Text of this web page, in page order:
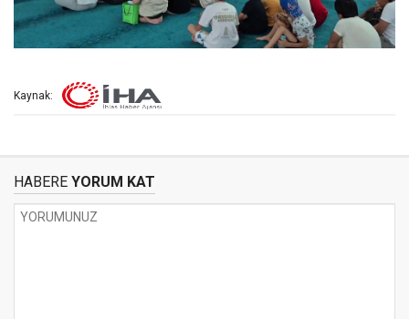
Kaynak:
HABERE YORUM KAT